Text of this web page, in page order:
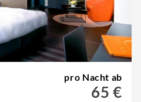
pro Nacht ab
65 €